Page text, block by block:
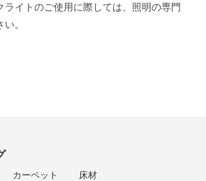
ライトのご使用に際しては、照明の専門
。
カーペット
床材